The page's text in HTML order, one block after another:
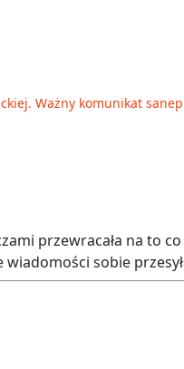
Ważny komunikat
przewracała na to
sobie